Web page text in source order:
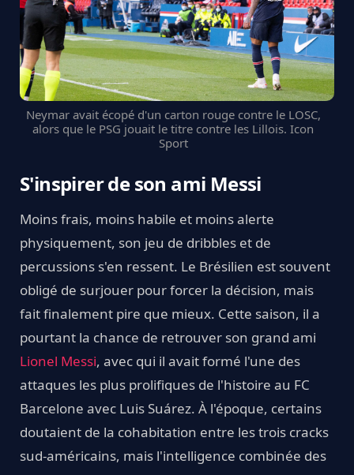
Neymar avait écopé d'un carton rouge contre le LOSC,
alors que le PSG jouait le titre contre les Lillois. Icon
Sport
S'inspirer de son ami Messi
Moins frais, moins habile et moins alerte
physiquement, son jeu de dribbles et de
percussions s'en ressent. Le Brésilien est souvent
obligé de surjouer pour forcer la décision, mais
fait finalement pire que mieux. Cette saison, il a
pourtant la chance de retrouver son grand ami
Lionel Messi, avec qui il avait formé l'une des
attaques les plus prolifiques de l'histoire au FC
Barcelone avec Luis Suárez. À l'époque, certains
doutaient de la cohabitation entre les trois cracks
sud-américains, mais l'intelligence combinée des